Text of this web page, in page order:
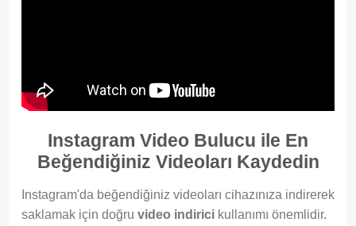
Instagram Video Bulucu ile En
Beğendiğiniz Videoları Kaydedin
Instagram'da beğendiğiniz videoları cihazınıza indirerek
saklamak için doğru video indirici kullanımı önemlidir.